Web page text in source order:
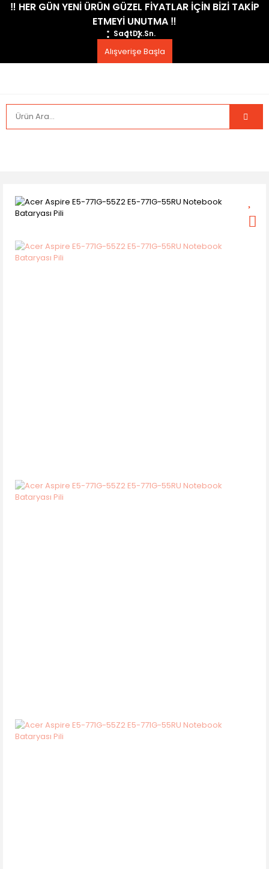
​‼️​ HER GÜN YENİ ÜRÜN GÜZEL FİYATLAR İÇİN BİZİ TAKİP
ETMEYİ UNUTMA ​‼️​
SaatDk.Sn.
Alışverişe Başla